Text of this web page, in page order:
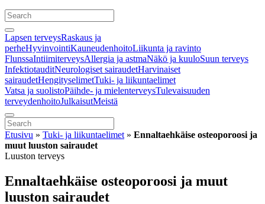
Lapsen terveysRaskaus ja
perheHyvinvointiKauneudenhoitoLiikunta ja ravinto
FlunssaIntiimiterveysAllergia ja astmaNäkö ja kuuloSuun terveys
InfektiotauditNeurologiset sairaudetHarvinaiset
sairaudetHengityselimetTuki- ja liikuntaelimet
Vatsa ja suolistoPäihde- ja mielenterveysTulevaisuuden
terveydenhoitoJulkaisutMeistä
Etusivu » Tuki- ja liikuntaelimet » Ennaltaehkäise osteoporoosi ja
muut luuston sairaudet
Luuston terveys
Ennaltaehkäise osteoporoosi ja muut
luuston sairaudet